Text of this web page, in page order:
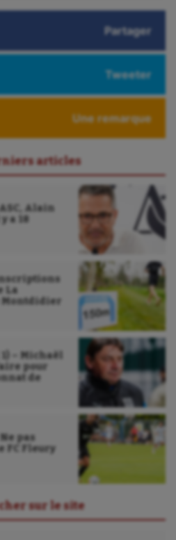
Partager
Tweeter
Une remarque
articles
Alain
a 18
inscriptions
La
Montdidier
– Michaël
pour
de
pas
FC Fleury
sur le site